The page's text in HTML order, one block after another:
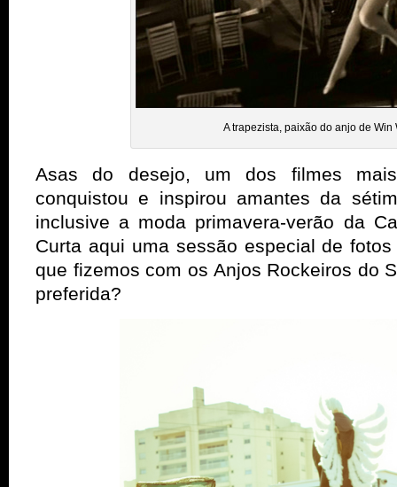
A trapezista, paixão do anjo de Win
Asas do desejo, um dos filmes
conquistou e inspirou amantes da
inclusive a moda primavera-verão da
Curta aqui uma sessão especial de
que fizemos com os Anjos Rockeiros do
preferida?